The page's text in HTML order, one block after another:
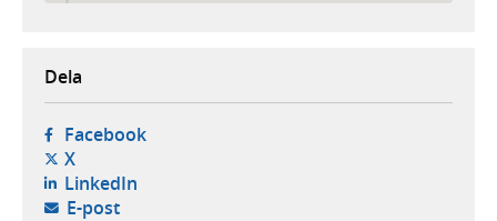
Dela
Facebook- öppnas i ny flik, extern webbplats,
X- öppnas i ny flik, extern webbplats,
LinkedIn- öppnas i ny flik, extern webbplats,
E-post- öppnar din e-postklient,